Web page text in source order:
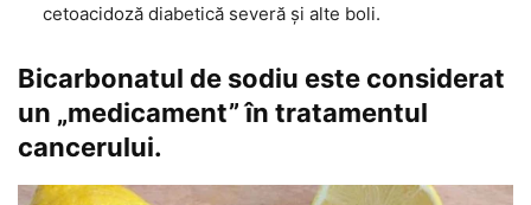
cetoacidoză diabetică severă și alte boli.
Bicarbonatul de sodiu este considerat
un „medicament” în tratamentul
cancerului.